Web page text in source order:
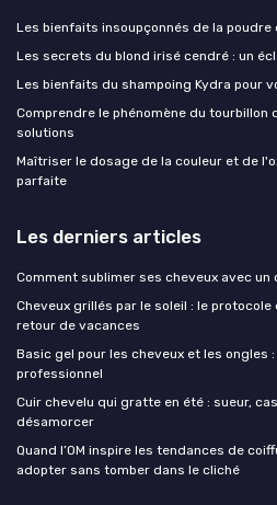
Les bienfaits insoupçonnés de la
Les secrets du blond irisé cendré : un
Les bienfaits du shampoing Kydra pour
Comprendre le phénomène du tourbillon
solutions
Maîtriser le dosage de la couleur et de
parfaite
Les derniers articles
Comment sublimer ses cheveux avec
Cheveux grillés par le soleil : le
retour de vacances
Basic gel pour les cheveux et les ongles
professionnel
Cuir chevelu qui gratte en été : sueur,
désamorcer
Quand l’OM inspire les tendances de
adopter sans tomber dans le cliché